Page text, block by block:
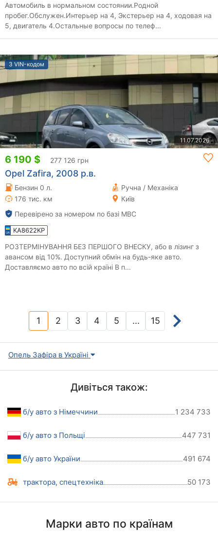
Автомобиль в нормальном состоянии.Родной
пробег.Обслужен.Интерьер на 4, Экстерьер на 4, ходовая на
5, двигатель 4.Остальные вопросы по телеф...
З VIN-кодом
11.07.2026
6 190 $ 277 126 грн
Opel Zafira, 2008 р.в.
Бензин 0 л.
Ручна / Механіка
176 тис. км
Київ
Перевірено за номером по базі МВС
KA8622KP
РОЗТЕРМІНУВАННЯ БЕЗ ПЕРШОГО ВНЕСКУ, або в лізинг з
авансом від 10%. Доступний обмін на будь-яке авто.
Доставляємо авто по всій країні В п...
1(current)
2 3 4 5 ... 15
Опель Зафіра в Україні
Дивіться також:
б/у авто з Німеччини 1 234 733
б/у авто з Польщі 447 731
б/у авто України 491 674
трактора, спецтехніка 50 173
Марки авто по країнам